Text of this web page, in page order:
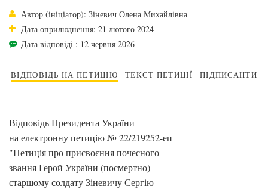
Автор (ініціатор): Зіневич Олена Михайлівна
Дата оприлюднення: 21 лютого 2024
Дата відповіді : 12 червня 2026
ВІДПОВІДЬ НА ПЕТИЦІЮ ТЕКСТ ПЕТИЦІЇ ПІДПИСАНТИ
Відповідь Президента України
на електронну петицію № 22/219252-еп
"Петиція про присвоєння почесного
звання Герой України (посмертно)
старшому солдату Зіневичу Сергію